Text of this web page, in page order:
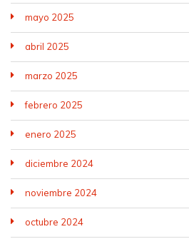
mayo 2025
abril 2025
marzo 2025
febrero 2025
enero 2025
diciembre 2024
noviembre 2024
octubre 2024